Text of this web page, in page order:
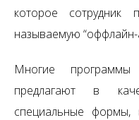
которое
называемую “оффлайн-
Многие программы
предлагают в
специальные формы,